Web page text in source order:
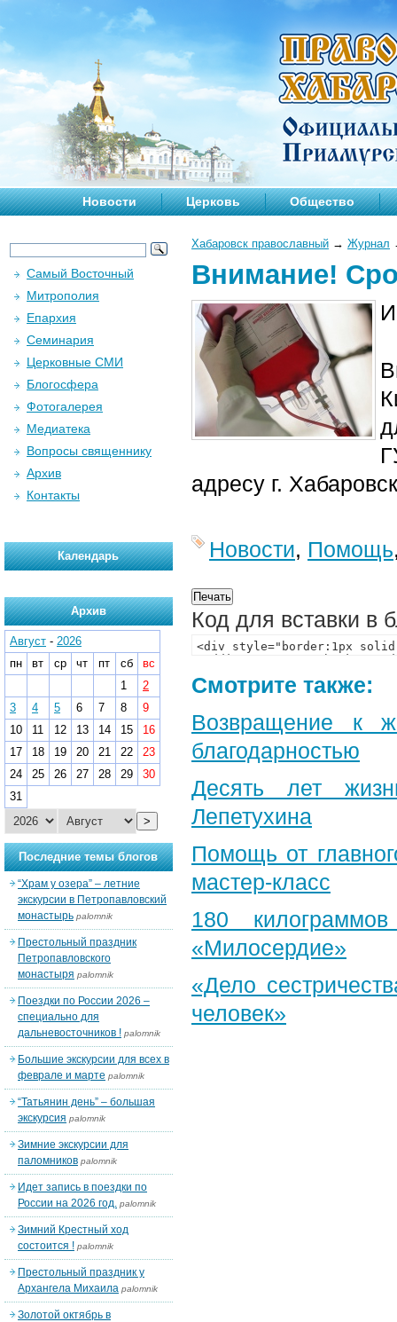
Новости Церковь Общество
Хабаровск православный → Журнал
Внимание!
адресу г.
Новости, Помощь
Код для вставки в
Смотрите также:
Возвращение к
благодарностью
Десять лет
Лепетухина
Помощь от
мастер-класс
180
«Милосердие»
«Дело
человек»
Самый Восточный
Митрополия
Епархия
Семинария
Церковные СМИ
Блогосфера
Фотогалерея
Медиатека
Вопросы священнику
Архив
Контакты
Календарь
Архив
Август - 2026
пн
вт ср чт пт сб
вс
1
2
3
4 5 6 7 8
9
10
11 12 13 14 15
16
17
18 19 20 21 22
23
24
25 26 27 28 29
30
31
>
Последние темы блогов
“Храм у озера” – летние
экскурсии в Петропавловский
монастырь palomnik
Престольный праздник
Петропавловского
монастыря palomnik
Поездки по России 2026 –
специально для
дальневосточников ! palomnik
Большие экскурсии для всех в
феврале и марте palomnik
“Татьянин день” – большая
экскурсия palomnik
Зимние экскурсии для
паломников palomnik
Идет запись в поездки по
России на 2026 год. palomnik
Зимний Крестный ход
состоится ! palomnik
Престольный праздник у
Архангела Михаила palomnik
Золотой октябрь в